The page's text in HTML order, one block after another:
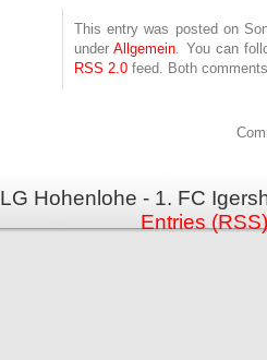
This entry was posted on
underAllgemein. You can
RSS 2.0 feed. Both
LG Hohenlohe - 1. FC
Entries (RSS)